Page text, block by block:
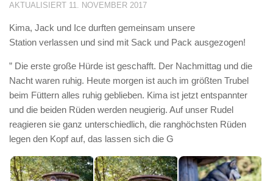
AKTUALISIERT 11. NOVEMBER 2017
Kima, Jack und Ice durften gemeinsam unsere
Station verlassen und sind mit Sack und Pack ausgezogen!
” Die erste große Hürde ist geschafft. Der Nachmittag und die
Nacht waren ruhig. Heute morgen ist auch im größten Trubel
beim Füttern alles ruhig geblieben. Kima ist jetzt entspannter
und die beiden Rüden werden neugierig. Auf unser Rudel
reagieren sie ganz unterschiedlich, die ranghöchsten Rüden
legen den Kopf auf, das lassen sich die G